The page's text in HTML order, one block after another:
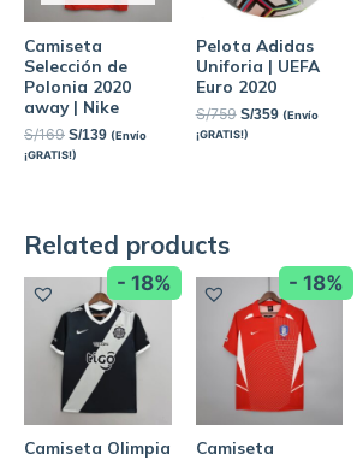
Camiseta
Selección de
Polonia 2020
away | Nike
S/169 S/139 (Envío
¡GRATIS!)
Pelota Adidas
Uniforia | UEFA
Euro 2020
S/759 S/359 (Envío
¡GRATIS!)
Related products
- 18%
Camiseta Olimpia
- 18%
Camiseta